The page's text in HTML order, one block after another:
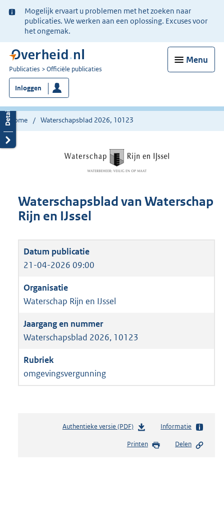
Ter
informatie:
Mogelijk ervaart u problemen met het zoeken naar
publicaties. We werken aan een oplossing. Excuses voor
het ongemak.
Menu
U
bent
nu
hier:
Publicaties Officiële publicaties
Inloggen
Home Waterschapsblad 2026, 10123
Waterschapsblad van Waterschap
Rijn en IJssel
21-04-2026 09:00
Waterschap Rijn en IJssel
Waterschapsblad 2026, 10123
omgevingsvergunning
Authentieke versie (PDF)b
s
Informatie
Printen Delen